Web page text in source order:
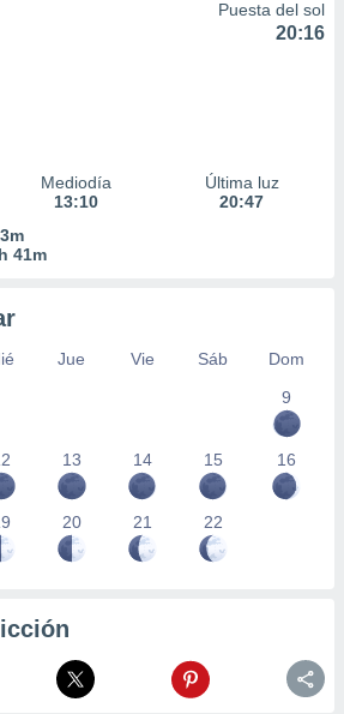
Puesta del sol
20:16
Mediodía
13:10
Última luz
20:47
41m
Jue Vie Sáb
Dom
9
13 14 15 16
20 21 22